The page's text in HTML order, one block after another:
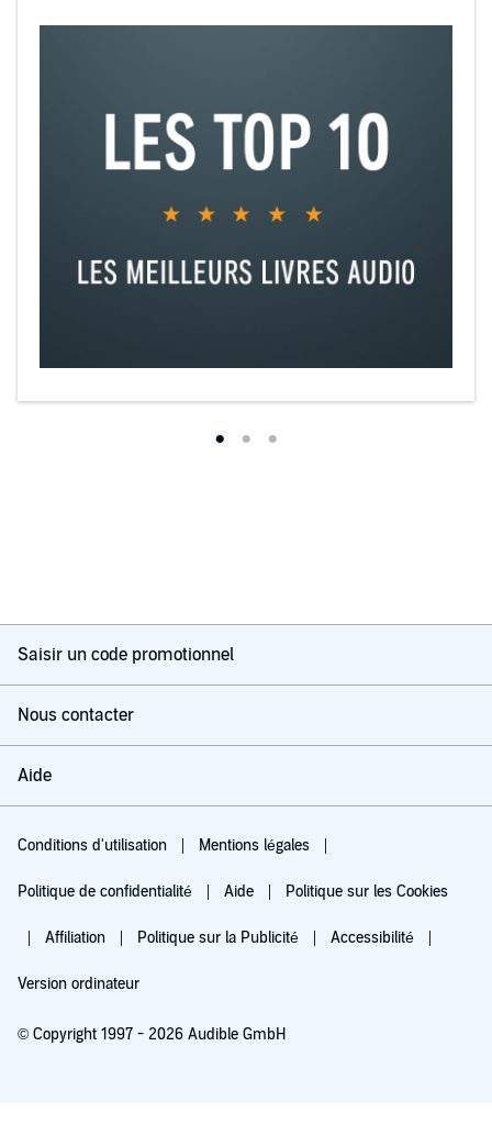
Saisir un code promotionnel
Nous contacter
Aide
Conditions d'utilisation Mentions légales
Politique de confidentialité Aide Politique sur les Cookies
Affiliation Politique sur la Publicité Accessibilité
Version ordinateur
© Copyright 1997 - 2026 Audible GmbH